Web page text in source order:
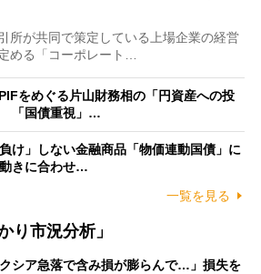
所が共同で策定している上場企業の経営
める「コーポレート…
をめぐる片山財務相の「円資産への投
「国債重視」…
け」しない金融商品「物価連動国債」に
きに合わせ…
一覧を見る
り市況分析」
クシア急落で含み損が膨らんで…」損失を